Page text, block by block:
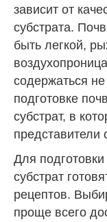
зависит от
субстрата.
быть легкой,
содержаться
подготовке
субстрат, в
Для
субстрат
рецептов.
проще всего